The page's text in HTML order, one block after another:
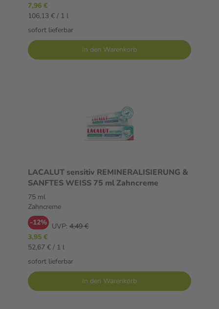
7,96 €
106,13 € / 1 l
sofort lieferbar
In den Warenkorb
LACALUT sensitiv REMINERALISIERUNG &
SANFTES WEISS 75 ml Zahncreme
75 ml
Zahncreme
-12% UVP: 4,49 €
3,95 €
52,67 € / 1 l
sofort lieferbar
In den Warenkorb